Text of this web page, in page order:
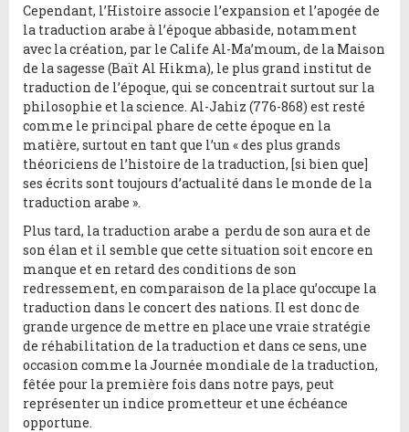
Cependant, l’Histoire associe l’expansion et l’apogée de
la traduction arabe à l’époque abbaside, notamment
avec la création, par le Calife Al-Ma’moum, de la Maison
de la sagesse (Baït Al Hikma), le plus grand institut de
traduction de l’époque, qui se concentrait surtout sur la
philosophie et la science. Al-Jahiz (776-868) est resté
comme le principal phare de cette époque en la
matière, surtout en tant que l’un « des plus grands
théoriciens de l’histoire de la traduction, [si bien que]
ses écrits sont toujours d’actualité dans le monde de la
traduction arabe ».
Plus tard, la traduction arabe a perdu de son aura et de
son élan et il semble que cette situation soit encore en
manque et en retard des conditions de son
redressement, en comparaison de la place qu’occupe la
traduction dans le concert des nations. Il est donc de
grande urgence de mettre en place une vraie stratégie
de réhabilitation de la traduction et dans ce sens, une
occasion comme la Journée mondiale de la traduction,
fêtée pour la première fois dans notre pays, peut
représenter un indice prometteur et une échéance
opportune.